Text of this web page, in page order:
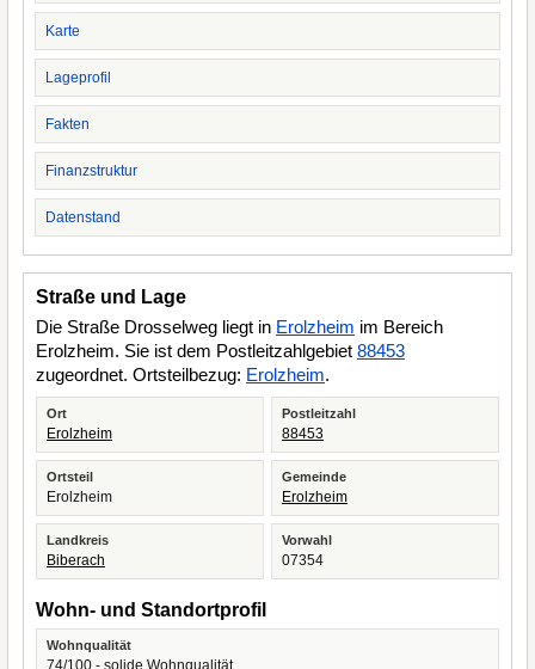
Karte
Lageprofil
Fakten
Finanzstruktur
Datenstand
Straße und Lage
Die Straße Drosselweg liegt in Erolzheim im Bereich
Erolzheim. Sie ist dem Postleitzahlgebiet 88453
zugeordnet. Ortsteilbezug: Erolzheim.
Ort
Erolzheim
Postleitzahl
88453
Ortsteil
Erolzheim
Gemeinde
Erolzheim
Landkreis
Biberach
Vorwahl
07354
Wohn- und Standortprofil
Wohnqualität
74/100 - solide Wohnqualität